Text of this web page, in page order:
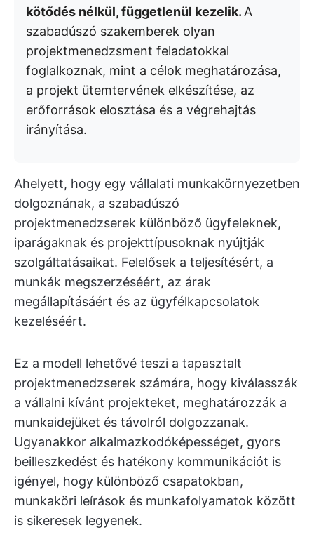
kötődés nélkül, függetlenül kezelik. A
szabadúszó szakemberek olyan
projektmenedzsment feladatokkal
foglalkoznak, mint a célok meghatározása,
a projekt ütemtervének elkészítése, az
erőforrások elosztása és a végrehajtás
irányítása.
Ahelyett, hogy egy vállalati munkakörnyezetben
dolgoznának, a szabadúszó
projektmenedzserek különböző ügyfeleknek,
iparágaknak és projekttípusoknak nyújtják
szolgáltatásaikat. Felelősek a teljesítésért, a
munkák megszerzéséért, az árak
megállapításáért és az ügyfélkapcsolatok
kezeléséért.
Ez a modell lehetővé teszi a tapasztalt
projektmenedzserek számára, hogy kiválasszák
a vállalni kívánt projekteket, meghatározzák a
munkaidejüket és távolról dolgozzanak.
Ugyanakkor alkalmazkodóképességet, gyors
beilleszkedést és hatékony kommunikációt is
igényel, hogy különböző csapatokban,
munkaköri leírások és munkafolyamatok között
is sikeresek legyenek.